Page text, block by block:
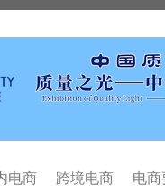
电商 跨境电商 电商